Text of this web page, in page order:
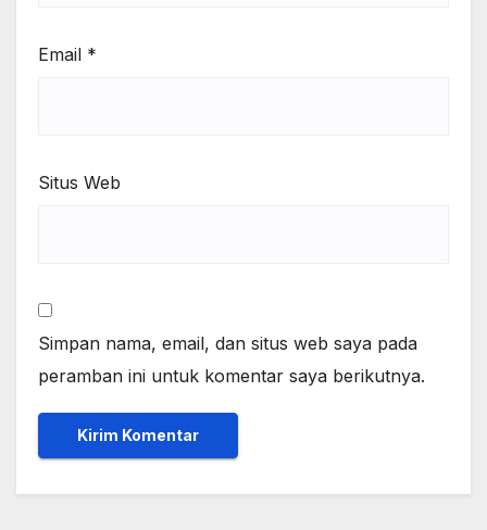
Email *
Situs Web
Simpan nama, email, dan situs web saya pada
peramban ini untuk komentar saya berikutnya.